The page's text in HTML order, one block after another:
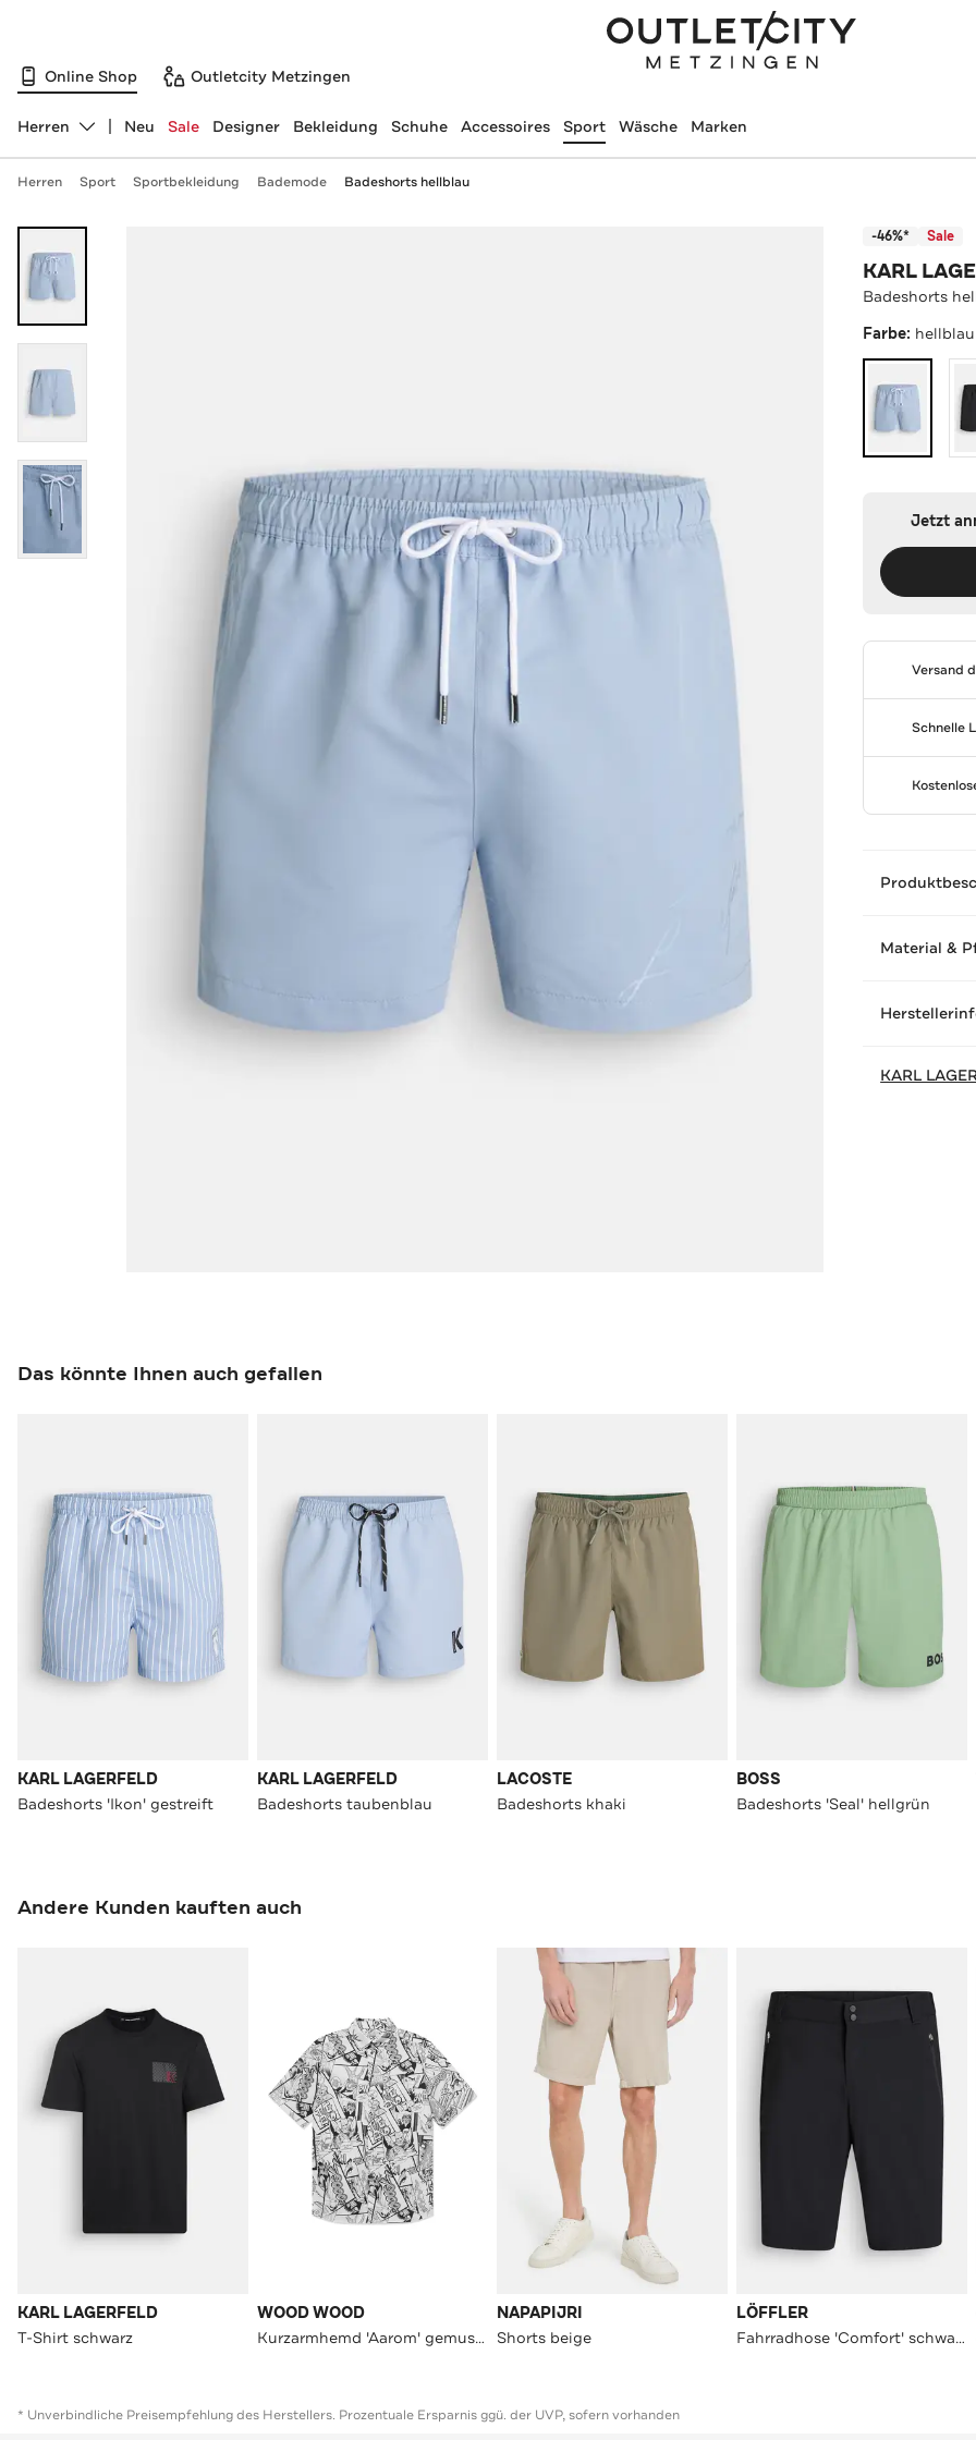
Online Shop Outletcity Metzingen
Abteilung ändern, ausgewählt:
Herren Neu Sale Designer Bekleidung Schuhe Accessoires Sport Wäsche Marken
Herren Sport Sportbekleidung Bademode Badeshorts hellblau
-46%* Sale
KARL
Badeshorts
Farbe: hellblau
Jetzt
Versand
Schnelle
Material &
KARL
Das könnte Ihnen auch gefallen
KARL LAGERFELD
Badeshorts 'Ikon' gestreift
KARL LAGERFELD
Badeshorts taubenblau
LACOSTE
Badeshorts khaki
BOSS
Badeshorts 'Seal' hellgrün
Andere Kunden kauften auch
KARL LAGERFELD
T-Shirt schwarz
WOOD WOOD
Kurzarmhemd 'Aarom' gemustert
NAPAPIJRI
Shorts beige
LÖFFLER
Fahrradhose 'Comfort' schwarz
* Unverbindliche Preisempfehlung des Herstellers. Prozentuale Ersparnis ggü. der UVP, sofern vorhanden